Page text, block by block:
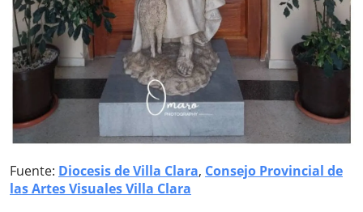
Fuente: Diocesis de Villa Clara, Consejo Provincial de
las Artes Visuales Villa Clara